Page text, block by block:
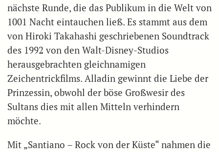
nächste Runde, die das Publikum in die Welt von
1001 Nacht eintauchen ließ. Es stammt aus dem
von Hiroki Takahashi geschriebenen Soundtrack
des 1992 von den Walt-Disney-Studios
herausgebrachten gleichnamigen
Zeichentrickfilms. Alladin gewinnt die Liebe der
Prinzessin, obwohl der böse Großwesir des
Sultans dies mit allen Mitteln verhindern
möchte.
Mit „Santiano – Rock von der Küste“ nahmen die